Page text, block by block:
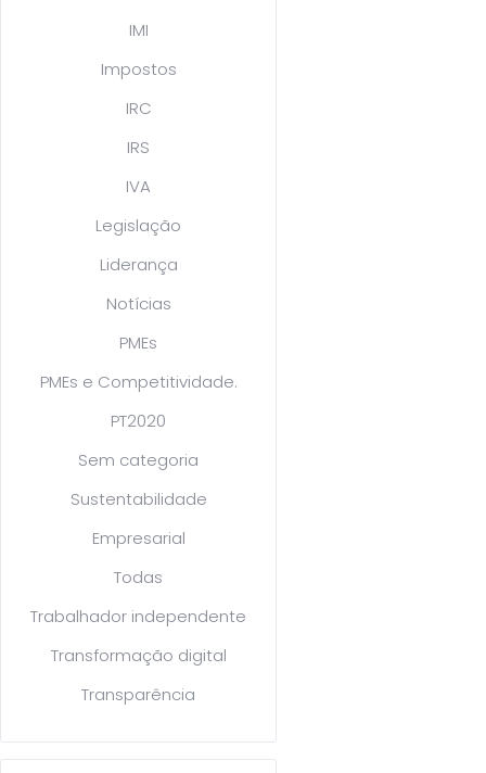
IMI
Impostos
IRC
IRS
IVA
Legislação
Liderança
Notícias
PMEs
PMEs e Competitividade.
PT2020
Sem categoria
Sustentabilidade
Empresarial
Todas
Trabalhador independente
Transformação digital
Transparência